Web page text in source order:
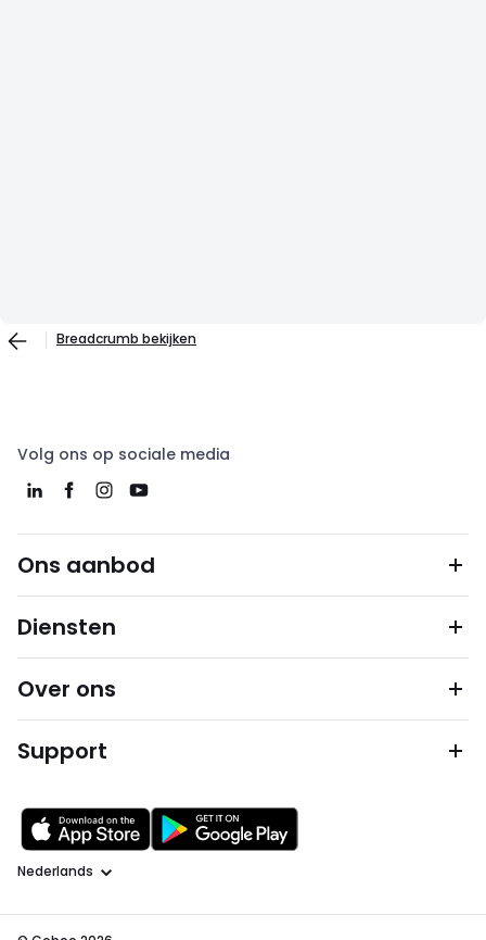
Breadcrumb bekijken
Volg ons op sociale media
Ons aanbod
Diensten
Over ons
Support
Taal